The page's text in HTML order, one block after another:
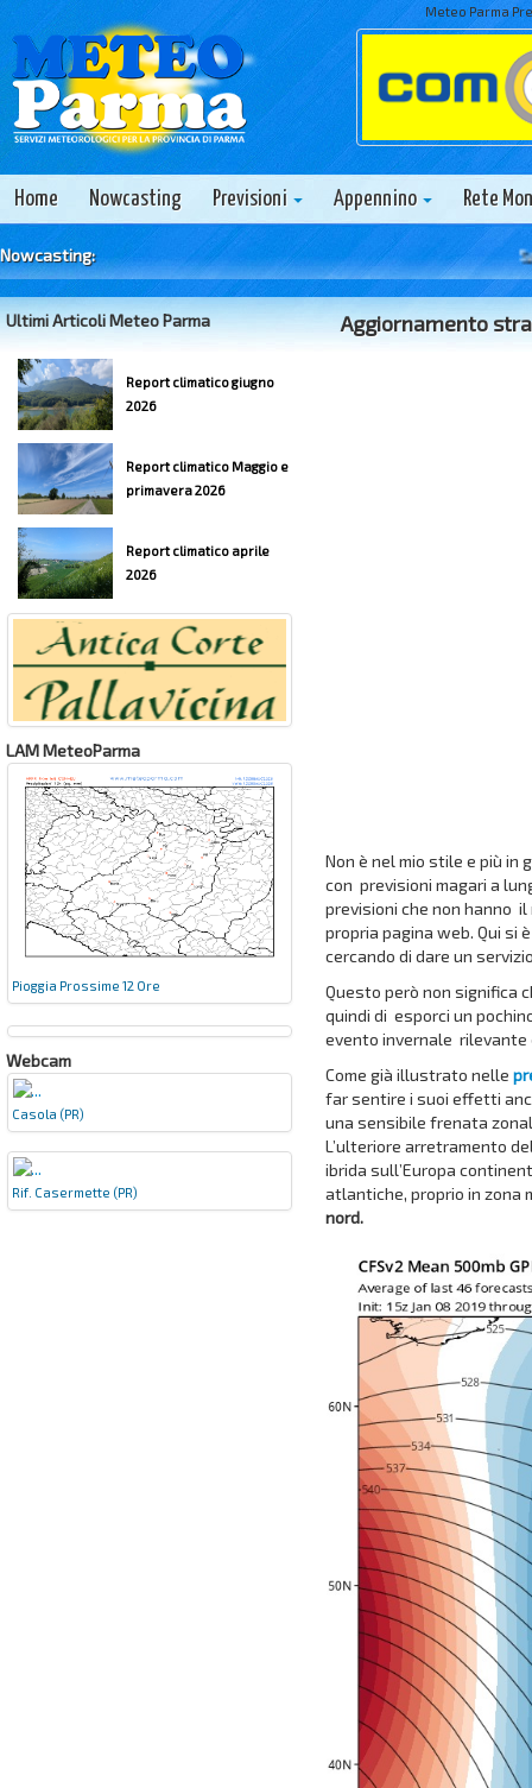
Meteo Parma
Home Nowcasting Previsioni Appennino Rete
Nowcasting:
Ultimi Articoli Meteo Parma
Report climatico giugno
2026
Report climatico Maggio e
primavera 2026
Report climatico aprile
2026
LAM MeteoParma
Pioggia Prossime 12 Ore
Webcam
Casola (PR)
Rif. Casermette (PR)
Aggiornamento
Non è nel mio stile e più
con previsioni magari a
previsioni che non hanno
propria pagina web. Qui si
cercando di dare un
Questo però non significa
quindi di esporci un
evento invernale rilevante
Come già illustrato nelle
far sentire i suoi effetti
una sensibile frenata
L’ulteriore arretramento
ibrida sull’Europa
atlantiche, proprio in zona
nord.